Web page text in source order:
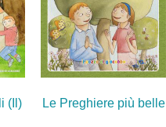
(Il) Le Preghiere più belle